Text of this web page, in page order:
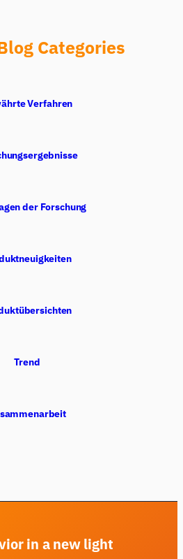
Categories
Verfahren
der Forschung
Trend
in a new light